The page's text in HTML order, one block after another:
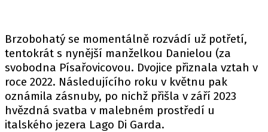
Brzobohatý se momentálně rozvádí už potřetí,
tentokrát s nynější manželkou Danielou (za
svobodna Písařovicovou. Dvojice přiznala vztah v
roce 2022. Následujícího roku v květnu pak
oznámila zásnuby, po nichž přišla v září 2023
hvězdná svatba v malebném prostředí u
italského jezera Lago Di Garda.